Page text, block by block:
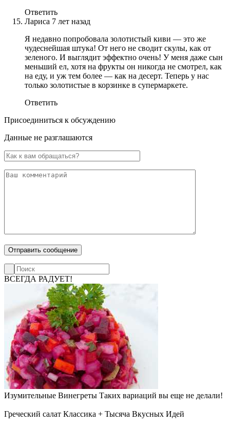
Ответить
Лариса 7 лет назад
Я недавно попробовала золотистый киви — это же
чудеснейшая штука! От него не сводит скулы, как от
зеленого. И выглядит эффектно очень! У меня даже сын
меньший ел, хотя на фрукты он никогда не смотрел, как
на еду, и уж тем более — как на десерт. Теперь у нас
только золотистые в корзинке в супермаркете.
Ответить
Присоединиться к обсуждению
Данные не разглашаются
ВСЕГДА РАДУЕТ!
Изумительные Винегреты Таких вариаций вы еще не делали!
Греческий салат Классика + Тысяча Вкусных Идей